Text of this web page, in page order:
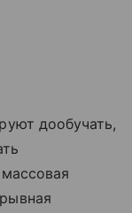
дообучать,